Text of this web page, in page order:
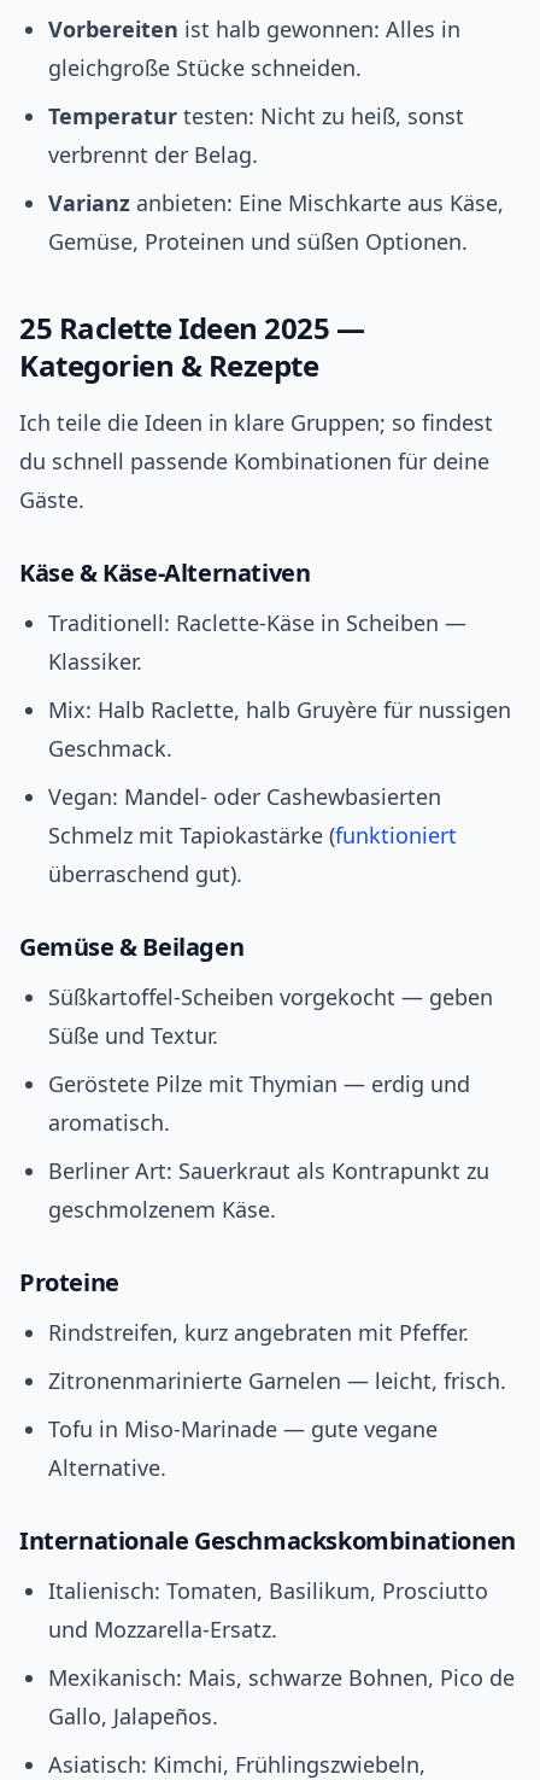
Vorbereiten ist halb gewonnen: Alles in
gleichgroße Stücke schneiden.
Temperatur testen: Nicht zu heiß, sonst
verbrennt der Belag.
Varianz anbieten: Eine Mischkarte aus Käse,
Gemüse, Proteinen und süßen Optionen.
25 Raclette Ideen 2025 —
Kategorien & Rezepte
Ich teile die Ideen in klare Gruppen; so findest
du schnell passende Kombinationen für deine
Gäste.
Käse & Käse‑Alternativen
Traditionell: Raclette‑Käse in Scheiben —
Klassiker.
Mix: Halb Raclette, halb Gruyère für nussigen
Geschmack.
Vegan: Mandel‑ oder Cashewbasierten
Schmelz mit Tapiokastärke (funktioniert
überraschend gut).
Gemüse & Beilagen
Süßkartoffel‑Scheiben vorgekocht — geben
Süße und Textur.
Geröstete Pilze mit Thymian — erdig und
aromatisch.
Berliner Art: Sauerkraut als Kontrapunkt zu
geschmolzenem Käse.
Proteine
Rindstreifen, kurz angebraten mit Pfeffer.
Zitronenmarinierte Garnelen — leicht, frisch.
Tofu in Miso‑Marinade — gute vegane
Alternative.
Internationale Geschmackskombinationen
Italienisch: Tomaten, Basilikum, Prosciutto
und Mozzarella‑Ersatz.
Mexikanisch: Mais, schwarze Bohnen, Pico de
Gallo, Jalapeños.
Asiatisch: Kimchi, Frühlingszwiebeln,